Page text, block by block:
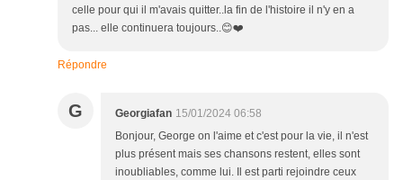
celle pour qui il m'avais quitter..la fin de l'histoire il n'y en a
pas... elle continuera toujours..😊❤️
Répondre
G Georgiafan 15/01/2024 06:58
Bonjour, George on l'aime et c'est pour la vie, il n'est
plus présent mais ses chansons restent, elles sont
inoubliables, comme lui. Il est parti rejoindre ceux